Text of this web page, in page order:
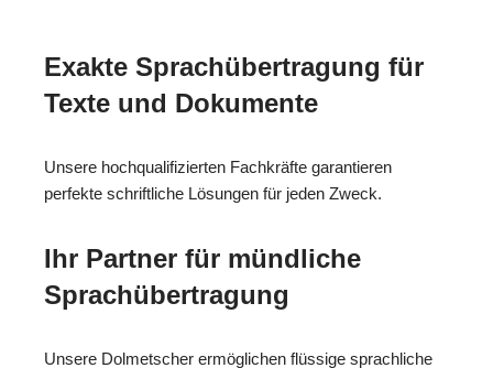
Exakte Sprachübertragung für
Texte und Dokumente
Unsere hochqualifizierten Fachkräfte garantieren
perfekte schriftliche Lösungen für jeden Zweck.
Ihr Partner für mündliche
Sprachübertragung
Unsere Dolmetscher ermöglichen flüssige sprachliche